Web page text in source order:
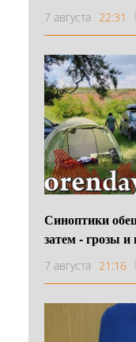
7 августа 22:31
Синоптики
затем - грозы
7 августа 21:16